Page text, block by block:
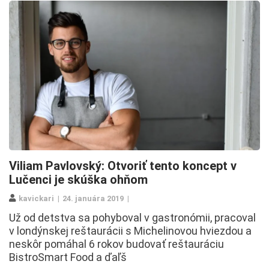
Viliam Pavlovský: Otvoriť tento koncept v
Lučenci je skúška ohňom
kavickari 24. januára 2019
Už od detstva sa pohyboval v gastronómii, pracoval
v londýnskej reštaurácii s Michelinovou hviezdou a
neskôr pomáhal 6 rokov budovať reštauráciu
BistroSmart Food a ďaľš